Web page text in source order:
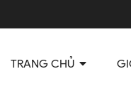
TRANG CHỦ